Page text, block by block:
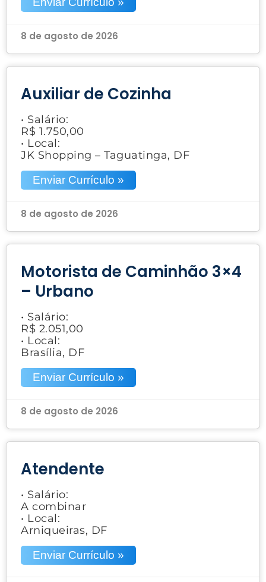
8 de agosto de 2026
Auxiliar de Cozinha
• Salário:
R$ 1.750,00
• Local:
JK Shopping – Taguatinga, DF
Enviar Currículo »
8 de agosto de 2026
Motorista de Caminhão 3×4
– Urbano
• Salário:
R$ 2.051,00
• Local:
Brasília, DF
Enviar Currículo »
8 de agosto de 2026
Atendente
• Salário:
A combinar
• Local:
Arniqueiras, DF
Enviar Currículo »